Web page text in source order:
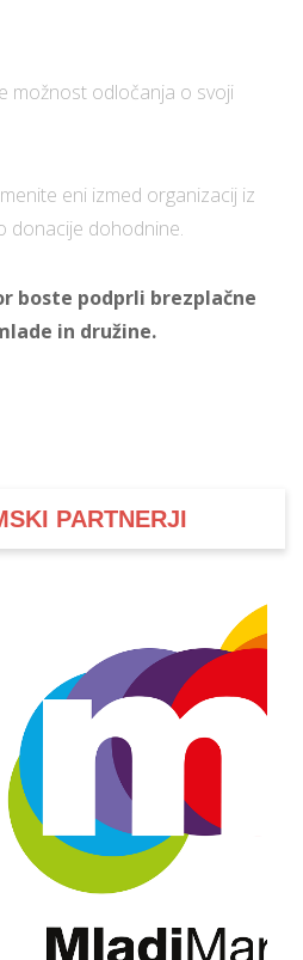
možnost odločanja o svoji
eni izmed organizacij iz
donacije dohodnine.
boste podprli brezplačne
in družine.
PARTNERJI